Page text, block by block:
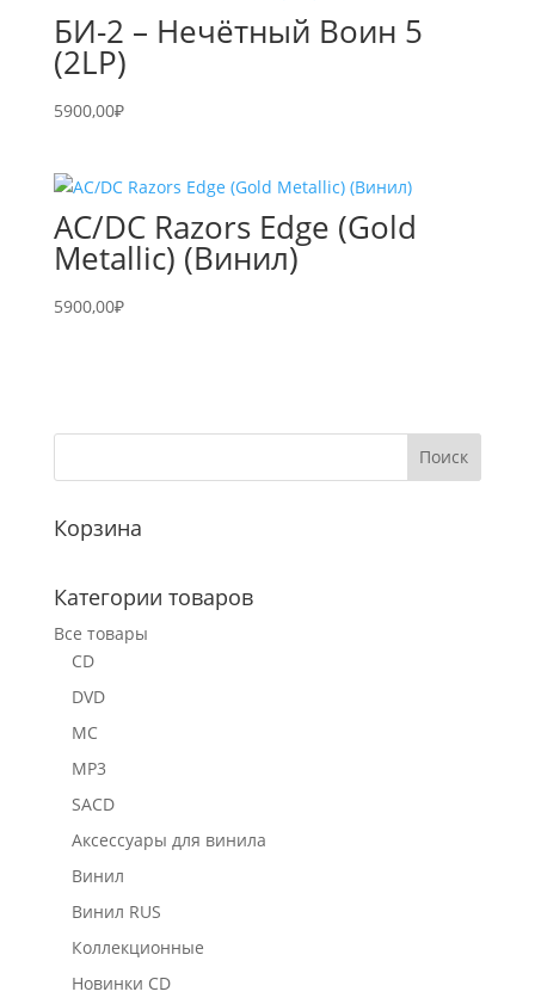
БИ-2 – Нечётный Воин 5
(2LP)
5900,00₽
AC/DC Razors Edge (Gold
Metallic) (Винил)
5900,00₽
Корзина
Категории товаров
Все товары
CD
DVD
MC
MP3
SACD
Аксессуары для винила
Винил
Винил RUS
Коллекционные
Новинки CD